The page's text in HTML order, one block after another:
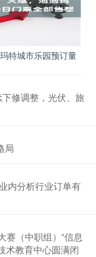
特城市乐园预订量
修调整，光伏、旅
局
内分析行业订单有
赛（中职组）“信息
术教育中心圆满闭